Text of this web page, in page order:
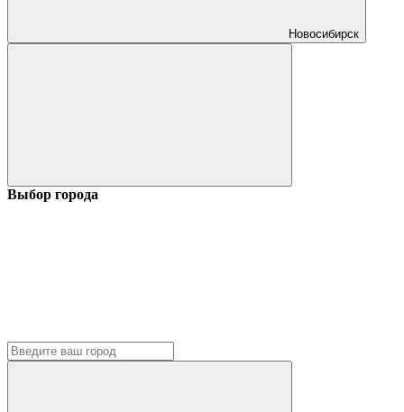
Новосибирск
Выбор города